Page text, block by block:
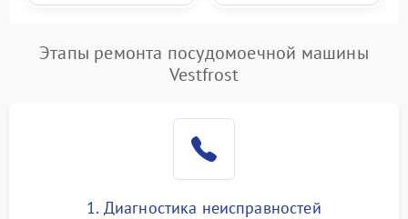
Этапы ремонта посудомоечной машины
Vestfrost
1. Диагностика неисправностей